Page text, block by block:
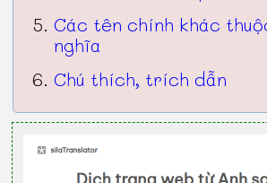
Các tên chính khác
nghĩa
Chú thích, trích dẫn